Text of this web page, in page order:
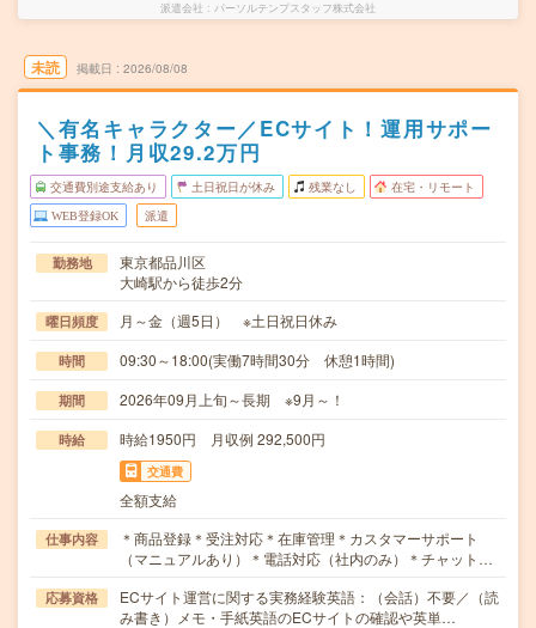
派遣会社 パーソルテンプスタッフ株式会社
未読 掲載日 2026/08/08
＼有名キャラクター／ECサイト！運用サポー
ト事務！月収29.2万円
交通費別途支給あり 土日祝日が休み 残業なし 在宅・リモート
WEB登録OK 派遣
勤務地
東京都品川区
大崎駅から徒歩2分
曜日頻度 月～金（週5日） ※土日祝日休み
時間 09:30～18:00(実働7時間30分 休憩1時間)
期間 2026年09月上旬～長期 ※9月～！
時給 時給1950円 月収例 292,500円
交通費
全額支給
仕事内容
＊商品登録＊受注対応＊在庫管理＊カスタマーサポート
（マニュアルあり）＊電話対応（社内のみ）＊チャット…
応募資格
ECサイト運営に関する実務経験英語：（会話）不要／（読
み書き）メモ・手紙英語のECサイトの確認や英単…